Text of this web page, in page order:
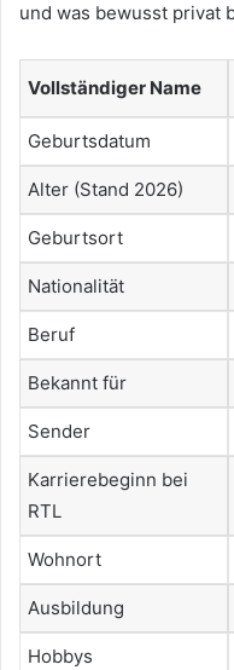
und was bewusst privat
Vollständiger Name
Geburtsdatum
Alter (Stand 2026)
Geburtsort
Nationalität
Beruf
Bekannt für
Sender
Karrierebeginn bei
RTL
Wohnort
Ausbildung
Hobbys